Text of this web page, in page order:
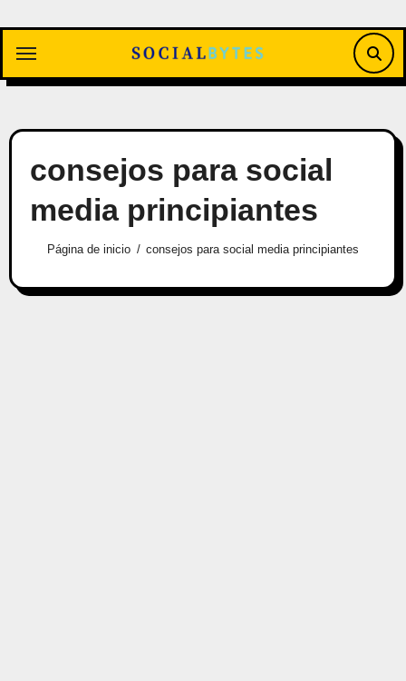
contenido
consejos para social
media principiantes
Página de inicio consejos para social media principiantes